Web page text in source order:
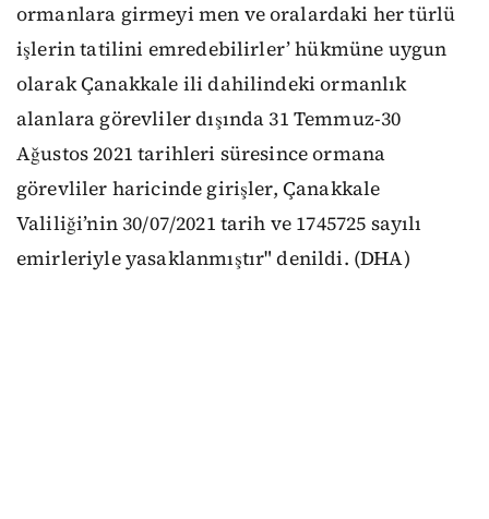
ormanlara girmeyi men ve oralardaki her türlü
işlerin tatilini emredebilirler’ hükmüne uygun
olarak Çanakkale ili dahilindeki ormanlık
alanlara görevliler dışında 31 Temmuz-30
Ağustos 2021 tarihleri süresince ormana
görevliler haricinde girişler, Çanakkale
Valiliği’nin 30/07/2021 tarih ve 1745725 sayılı
emirleriyle yasaklanmıştır" denildi. (DHA)